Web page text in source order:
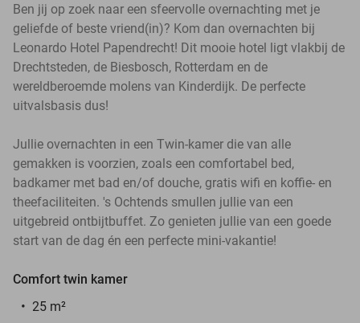
Ben jij op zoek naar een sfeervolle overnachting met je
geliefde of beste vriend(in)? Kom dan overnachten bij
Leonardo Hotel Papendrecht! Dit mooie hotel ligt vlakbij de
Drechtsteden, de Biesbosch, Rotterdam en de
wereldberoemde molens van Kinderdijk. De perfecte
uitvalsbasis dus!
Jullie overnachten in een Twin-kamer die van alle
gemakken is voorzien, zoals een comfortabel bed,
badkamer met bad en/of douche, gratis wifi en koffie- en
theefaciliteiten. 's Ochtends smullen jullie van een
uitgebreid ontbijtbuffet. Zo genieten jullie van een goede
start van de dag én een perfecte mini-vakantie!
Comfort twin kamer
25 m²